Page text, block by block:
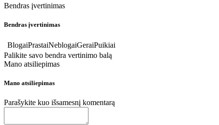
Bendras įvertinimas
Bendras įvertinimas
BlogaiPrastaiNeblogaiGeraiPuikiai
Palikite savo bendra vertinimo balą
Mano atsiliepimas
Mano atsiliepimas
Parašykite kuo išsamesnį komentarą